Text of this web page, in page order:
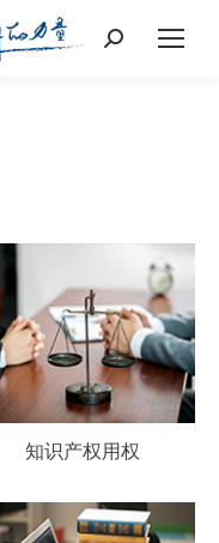
Search:
知识产权用权